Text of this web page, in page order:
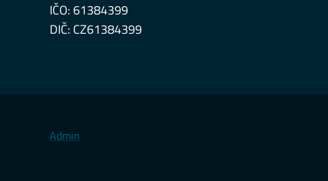
IČO: 61384399
DIČ: CZ61384399
Admin